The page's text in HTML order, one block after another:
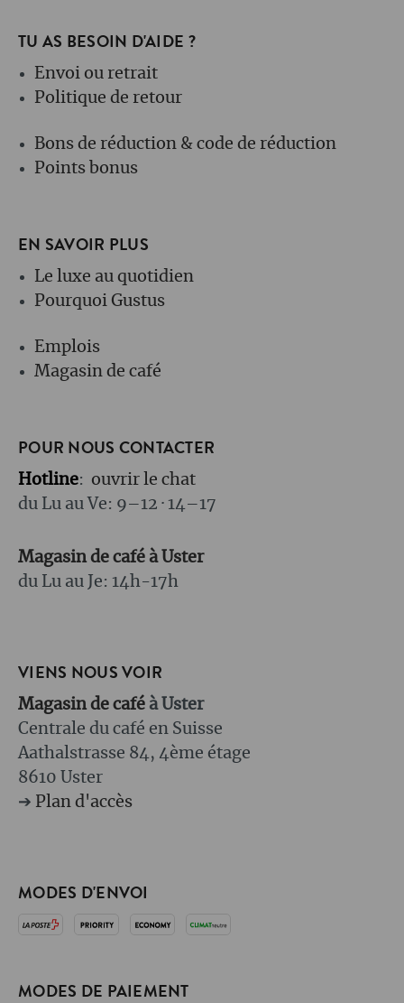
TU AS BESOIN D'AIDE ?
Envoi ou retrait
Politique de retour
Bons de réduction & code de réduction
Points bonus
EN SAVOIR PLUS
Le luxe au quotidien
Pourquoi Gustus
Emplois
Magasin de café
POUR NOUS CONTACTER
Hotline: ouvrir le chat
du Lu au Ve: 9–12 · 14–17
Magasin de café à Uster
du Lu au Je: 14h-17h
VIENS NOUS VOIR
Magasin de café à Uster
Centrale du café en Suisse
Aathalstrasse 84, 4ème étage
8610 Uster
➔ Plan d'accès
MODES D'ENVOI
MODES DE PAIEMENT